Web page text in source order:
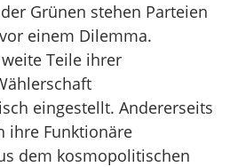
Grünen stehen Parteien
einem Dilemma.
Teile ihrer
eingestellt. Andererseits
ihre Funktionäre
dem kosmopolitischen